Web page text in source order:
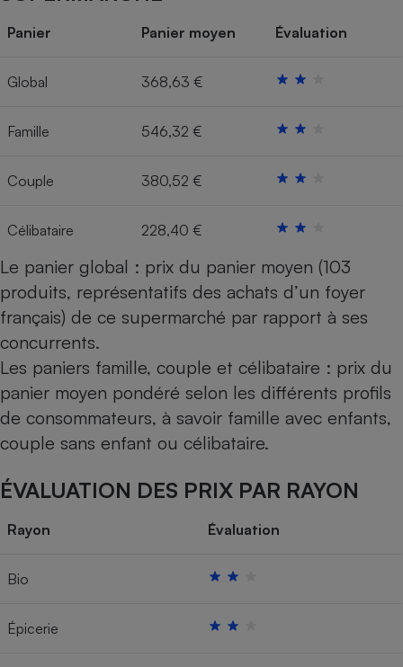
Panier Panier moyen Évaluation
Global 368,63 €
Famille 546,32 €
Couple 380,52 €
Célibataire 228,40 €
Le panier global : prix du panier moyen (103
produits, représentatifs des achats d’un foyer
français) de ce supermarché par rapport à ses
concurrents.
Les paniers famille, couple et célibataire : prix du
panier moyen pondéré selon les différents profils
de consommateurs, à savoir famille avec enfants,
couple sans enfant ou célibataire.
ÉVALUATION DES PRIX PAR RAYON
Rayon Évaluation
Bio
Épicerie
Robot ménager